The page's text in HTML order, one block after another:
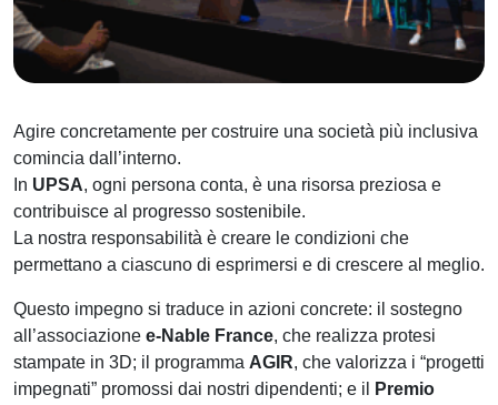
Agire concretamente per costruire una società più inclusiva
comincia dall’interno.
In UPSA, ogni persona conta, è una risorsa preziosa e
contribuisce al progresso sostenibile.
La nostra responsabilità è creare le condizioni che
permettano a ciascuno di esprimersi e di crescere al meglio.
Questo impegno si traduce in azioni concrete: il sostegno
all’associazione e-Nable France, che realizza protesi
stampate in 3D; il programma AGIR, che valorizza i “progetti
impegnati” promossi dai nostri dipendenti; e il
Premio